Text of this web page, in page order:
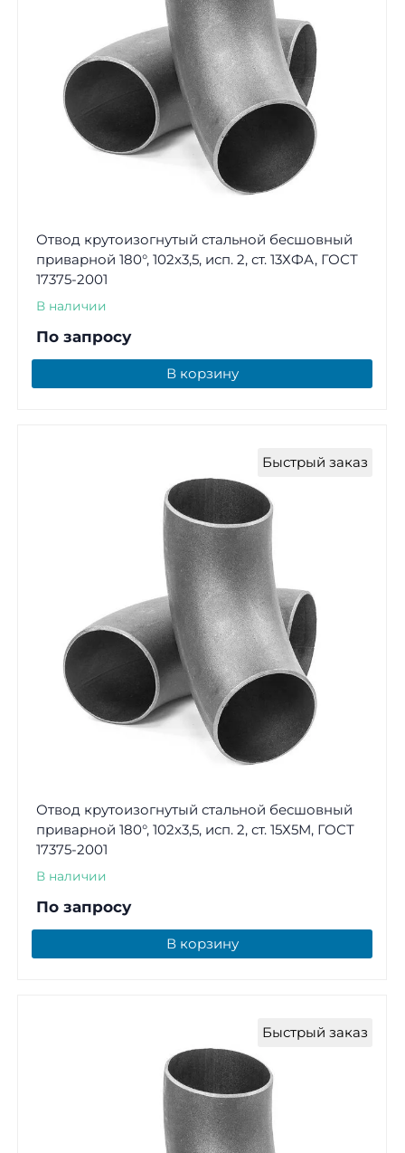
Отвод крутоизогнутый стальной бесшовный
приварной 180°, 102х3,5, исп. 2, ст. 13ХФА, ГОСТ
17375-2001
В наличии
По запросу
В корзину
Быстрый заказ
Отвод крутоизогнутый стальной бесшовный
приварной 180°, 102х3,5, исп. 2, ст. 15Х5М, ГОСТ
17375-2001
В наличии
По запросу
В корзину
Быстрый заказ